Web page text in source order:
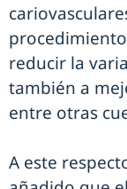
reducir la
también a
entre otras
A este